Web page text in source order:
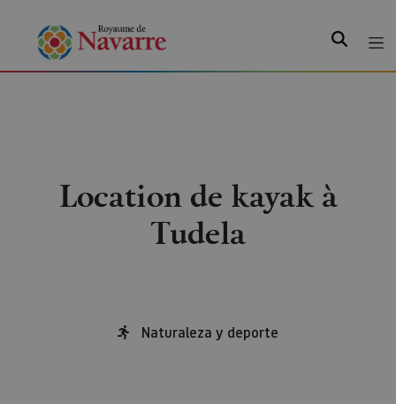
Location de kayak à
Tudela
Naturaleza y deporte